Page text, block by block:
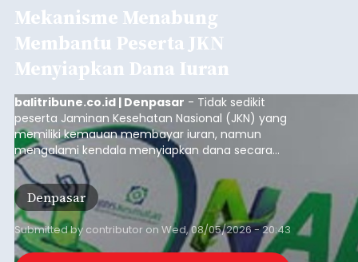
Mekanisme Menabung
Membantu Peserta JKN
Menyiapkan Dana Iuran
balitribune.co.id | Denpasar - Tidak sedikit
peserta Jaminan Kesehatan Nasional (JKN) yang
memiliki kemauan membayar iuran, namun
mengalami kendala menyiapkan dana secara
penuh saat jatuh tempo pembayaran iuran.
Kondisi ini terutama dialami oleh peserta
segmen Pekerja Bukan Penerima Upah (PBPU)
yang memiliki penghasilan tidak tetap.
Denpasar
Submitted by contributor on Wed, 08/05/2026 - 20:43